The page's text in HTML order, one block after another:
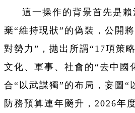
這一操作的背景首先是
棄“維持現狀”的偽裝，公開
對勢力”，拋出所謂“17項策
文化、軍事、社會的“去中國
合“以武謀獨”的布局，妄圖“
防務預算連年飈升，2026年